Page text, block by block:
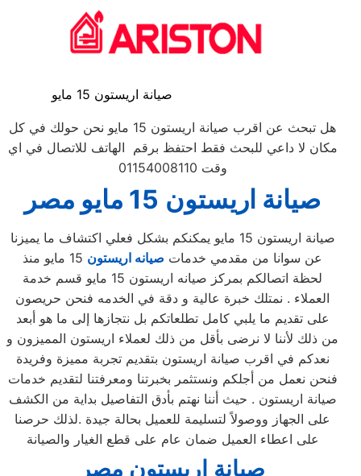
صيانة اريستون 15 مايو
هل تبحث عن اقرب صيانة اريستون 15 مايو نحن حولك في كل
مكان لا داعي للبحث فقط احتفظ برقم الهاتف للاتصال في اي
وقت 01154008110
صيانة اريستون 15 مايو مصر
صيانة اريستون 15 مايو يمكنكم بشكل فعلي اكتشاف ما يميزنا
عن سوانا من مقدمي خدمات صيانه اريستون
15 مايو منذ
لحظة اتصالكم بمركز صيانه اريستون 15 مايو قسم خدمة
العملاء . نمتلك خبرة عالية و دقة في الخدمه فنحن حريصون
على تقديم ما يلبي كامل تطلعاتكم بل نتجازها إلى ما هو أبعد
من ذلك لأننا لا نرضى بأقل من ذلك لعملاء اريستون المميزون و
نعدكم في اقرب صيانة اريستون بتقديم تجربة مميزة وفريدة
فنحن نعمل من أجلكم ونستثمر بخبرتنا ومعرفتنا لتقديم خدمات
صيانة اريستون . حيث أننا نهتم بأدق التفاصيل بداية من الكشف
على الجهاز ووصولاً لتسليمة للعميل بحالة جيدة .لذلك حرصنا
على اعطاء العميل ضمان عام على قطع الغيار والصيانة
صيانة اريستون مصر